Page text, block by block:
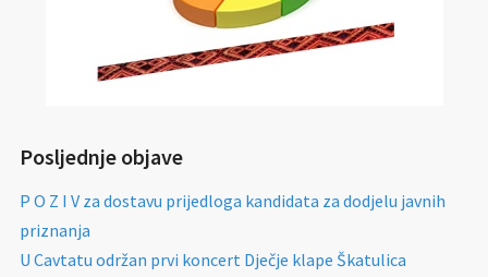
Posljednje objave
P O Z I V za dostavu prijedloga kandidata za dodjelu javnih
priznanja
U Cavtatu održan prvi koncert Dječje klape Škatulica